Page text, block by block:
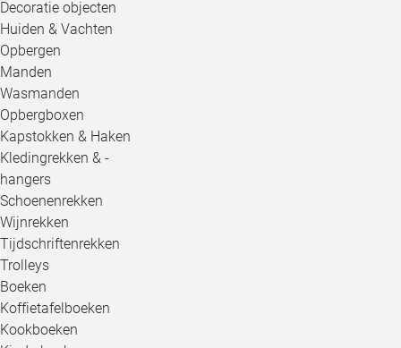
Decoratie objecten
Huiden & Vachten
Opbergen
Manden
Wasmanden
Opbergboxen
Kapstokken & Haken
Kledingrekken & -
hangers
Schoenenrekken
Wijnrekken
Tijdschriftenrekken
Trolleys
Boeken
Koffietafelboeken
Kookboeken